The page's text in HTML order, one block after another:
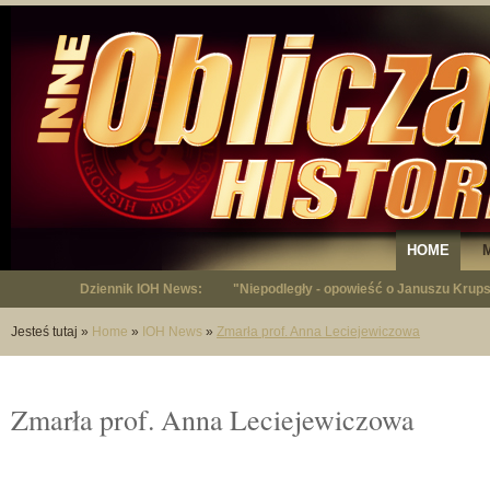
HOME
Dziennik IOH News: "Niepodległy - opowieść o Januszu
Jesteś tutaj » Home » IOH News » Zmarła prof. Anna Leciejewiczowa
Zmarła prof. Anna Leciejewiczowa